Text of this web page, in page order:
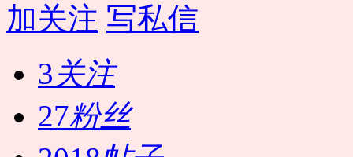
加关注 写私信
3关注
27粉丝